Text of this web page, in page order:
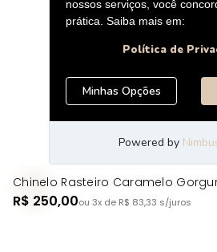
Chinelo Rasteiro Caramelo
R$ 250,00ou 3x de R$ 83,33 s/juros